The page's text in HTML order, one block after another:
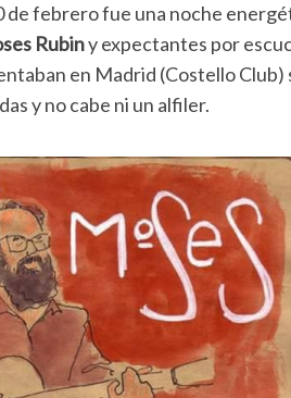
de febrero fue una noche
Rubiny expectantes por
en Madrid (Costello Club)
y no cabe ni un alfiler.